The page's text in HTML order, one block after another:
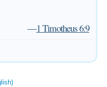
—1 Timotheus 6:9